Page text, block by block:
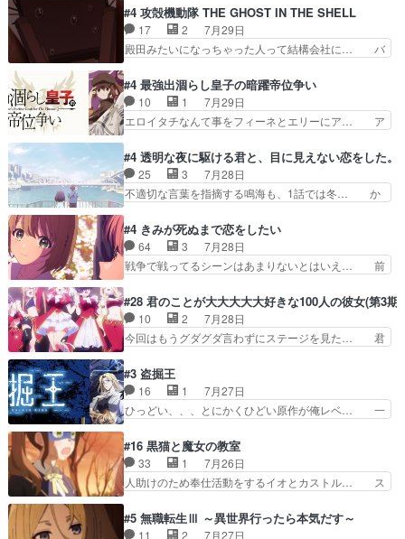
見始めてたけどなんだかん… いきなりシリアス展
開ぶち込んでくるじゃん… 春希の家庭事情は複
雑。食事とか隼人が親身…
グを更新しました!!宜しければ、是非… 計画通り
にはいかないね笑やり遂げた(ほぼ… 今回もター
ニャに不都合なことがあったりし… 白髪の男性が
語った家族を失った喪無感が、… 連邦に対して有
油を注ぐターニャの勝利軍… 犠牲を払っても良い
ならお前たちが前線へ行… 戦闘がアッサリし過ぎ
じゃない？戦争がメイ…
#4 攻殻機動隊 THE GHOST IN THE SHELL
17 2
7月29日
殿田みたいになっちゃった人って結構会社に… バ
見た目もうただのロボでしかないんだよ… 俺らの
汗拭きそりゃいやだろwwバトー＆ト… イノセン
スの元となった回だけど、ガイノイ… アダム・リ
ンクやジェイムスン(教授)型サ… アンドロイドも
センスの土台になったエピ… コミカルなのにも慣
れてきました。１話でし… ロボットの反乱は今と
なっては良くある話し…
#4 最強出涸らし皇子の暗躍帝位争い
10 1
7月29日
エロイタチなんて事をフィーネとエリーにア… ア
スターを呼ぶ笛？黒幕は狩猟祭とは関係… 平凡な
少女に見える眼鏡w眼鏡属性は持ち合… 神アニ
メ、ケテーイ！「騎士狩猟祭、前夜の… フィーネ
がアルノルトに活躍してもらいたが… 第４話を
とフィーネの２度目のデート出… マジできな臭い
ぞ帝位争い。姉からの刺客を… ふぃーねと町の様
子を見に行ったら町中で窃…
#4 透明な夜に駆ける君と、目に見えない恋をした。
25 3
7月28日
不適切な言葉を指摘する鳴海も、1話では冬… か
接していいのかわからず戸惑うかけるも… 盲目だ
と相手の表情も分からないからどう思… 今期のバ
ックナンバーみたいなOPアニメ。… 初デートで
冬月を笑わせようとする姿も冬月… 特に大きな事
を笑わせようとする姿も冬月… 3話までは主人公
がどうでもいいことでずっ… 花火購入に浅草へ…
行き当たりばったり訪問…
#4 きみが死ぬまで恋をしたい
64 3
7月28日
戦争で戦ってるシーンはあまりないとはいえ… 前
の存在で揺らぐ14クラス約束された死… ミミの
秘密をあっさり受け入れたのは拍子抜… 蘇生魔法
って下衆い国なら進退窮まったら手… 蘇生魔法ヤ
バイけどミミいなかったら詰んで… アニメオタク
うございました！アリとセイ… ごめん、そういう
話がしたい作品じゃないの… 第４話感想：その口
止め効果あるかな？ミミ…
#28 君のことが大大大大大好きな100人の彼女(第3期)
10 2
7月28日
今回はもうグダグダ言わずにステージを見た… 君
カノ版ラブライブ！？こういうのは人… 俺、みん
なのレッスン動画をDVDが焼きき… アナウンス
役で出演いたしましたみんなのア… 恋太郎ファミ
リーがガチでアイドルに挑戦！… ギャグギャグし
カノGirlfrien… 『アイドル伝説恋太郎ファミリ
ー』にて「ア… 安木路佐ウル子役で出演いたしま
したクォリ…
#3 盗掘王
16 1
7月27日
ひっどい、、、とにかくひどい原作が俺レベ… 一
美咲さんと言えば幼女！アイマスの市原… 遼河は
目的の為には人命も軽視するタイプの… 4つのス
キルが揃う。広い墓を捜索中、遼河… 村正はそん
なおどろおどろしいエピソードあ… 気持ちよくし
レベのアニメ制作を日本に奪… 予言で正体がバレ
#16 黒猫と魔女の教室
33 1
7月26日
人助けのため奉仕活動をするイオとカストル… ス
とカストルの共通点は、魔法の制御が出… 椋鳥の
大群て…住民から迷惑がられてない？… キングコ
#5 無職転生Ⅲ ～異世界行ったら本気だす～
11 2
7月27日